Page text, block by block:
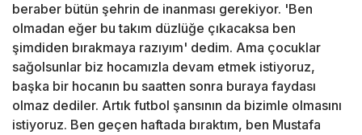
beraber bütün şehrin de inanması gerekiyor. 'Ben
olmadan eğer bu takım düzlüğe çıkacaksa ben
şimdiden bırakmaya razıyım' dedim. Ama çocuklar
sağolsunlar biz hocamızla devam etmek istiyoruz,
başka bir hocanın bu saatten sonra buraya faydası
olmaz dediler. Artık futbol şansının da bizimle olmasını
istiyoruz. Ben geçen haftada bıraktım, ben Mustafa